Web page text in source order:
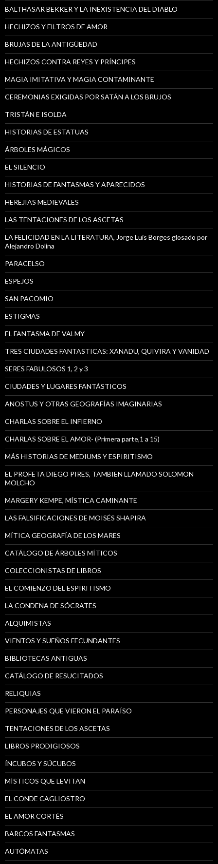
BALTHASAR BEKKER Y LA INEXISTENCIA DEL DIABLO
HECHIZOS Y FILTROS DE AMOR
BRUJAS DE LA ANTIGÜEDAD
HECHIZOS CONTRA REYES Y PRÍNCIPES
MAGIA IMITATIVA Y MAGIA CONTAMINANTE
CEREMONIAS EXIGIDAS POR SATÁN A LOS BRUJOS
TRISTÁN E ISOLDA
HISTORIAS DE ESTATUAS
ÁRBOLES MÁGICOS
EL SILENCIO
HISTORIAS DE FANTASMAS Y APARECIDOS
HEREJIAS MEDIEVALES
LAS TENTACIONES DE LOS ASCETAS
LA FELICIDAD EN LA LITERATURA, Jorge Luis Borges glosado por
Alejandro Dolina
PARACELSO
ESPEJOS
SAN PACOMIO
ESTIGMAS
EL FANTASMA DE VALMY
TRES CIUDADES FANTASTICAS: XANADU, QUIVIRA Y VANIDAD
SERES FABULOSOS 1, 2 y 3
CIUDADES Y LUGARES FANTÁSTICOS
ANOSTUS Y OTRAS GEOGRAFÍAS IMAGINARIAS
CHARLAS SOBRE EL INFIERNO
CHARLAS SOBRE EL AMOR- (Primera parte,1 a 15)
MÁS HISTORIAS DE MEDIUMS Y ESPIRITISMO
EL PROFETA DIEGO PIRES, TAMBIEN LLAMADO SOLOMON
MOLCHO
MARGERY KEMPE, MÍSTICA CAMINANTE
LAS FALSIFICACIONES DE MOISÉS SHAPIRA
MÍTICA GEOGRAFÍA DE LOS MARES
CATÁLOGO DE ÁRBOLES MÍTICOS
COLECCIONISTAS DE LIBROS
EL COMIENZO DEL ESPIRITISMO
LA CONDENA DE SÓCRATES
ALQUIMISTAS
VIENTOS Y SUEÑOS FECUNDANTES
BIBLIOTECAS ANTIGUAS
CATÁLOGO DE RESUCITADOS
RELIQUIAS
PERSONAJES QUE VIERON EL PARAÍSO
TENTACIONES DE LOS ASCETAS
LIBROS PRODIGIOSOS
ÍNCUBOS Y SÚCUBOS
MÍSTICOS QUE LEVITAN
EL CONDE CAGLIOSTRO
EL AMOR CORTÉS
BARCOS FANTASMAS
AUTÓMATAS